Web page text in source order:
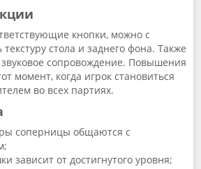
кнопки, можно с
стола и заднего фона. Также
сопровождение. Повышения
момент, когда игрок становиться
во всех партиях.
соперницы общаются с
зависит от достигнутого уровня;